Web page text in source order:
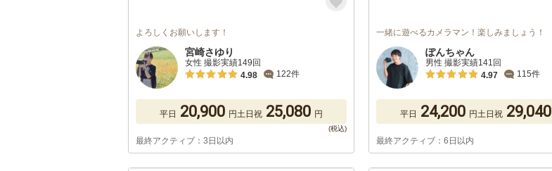
よろしくお願いします！
宮崎さゆり
女性 撮影実績149回
4.98
122件
平日 20,900 円土日祝 25,080 円
最終アクティブ：3日以内
一緒に遊べるカメラマン！楽しみましょう！
ぽんちゃん
男性 撮影実績141回
4.97
115件
平日 24,200 円土日祝 29,040
最終アクティブ：6日以内